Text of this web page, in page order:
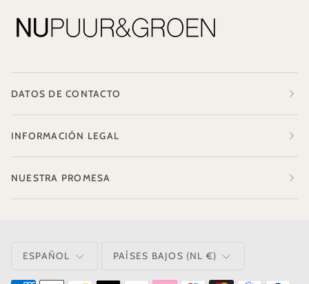
DATOS DE CONTACTO
INFORMACIÓN LEGAL
NUESTRA PROMESA
IDIOMA
ESPAÑOL MONEDA
PAÍSES BAJOS (NL €)